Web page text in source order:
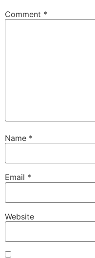
Comment *
Name *
Email *
Website